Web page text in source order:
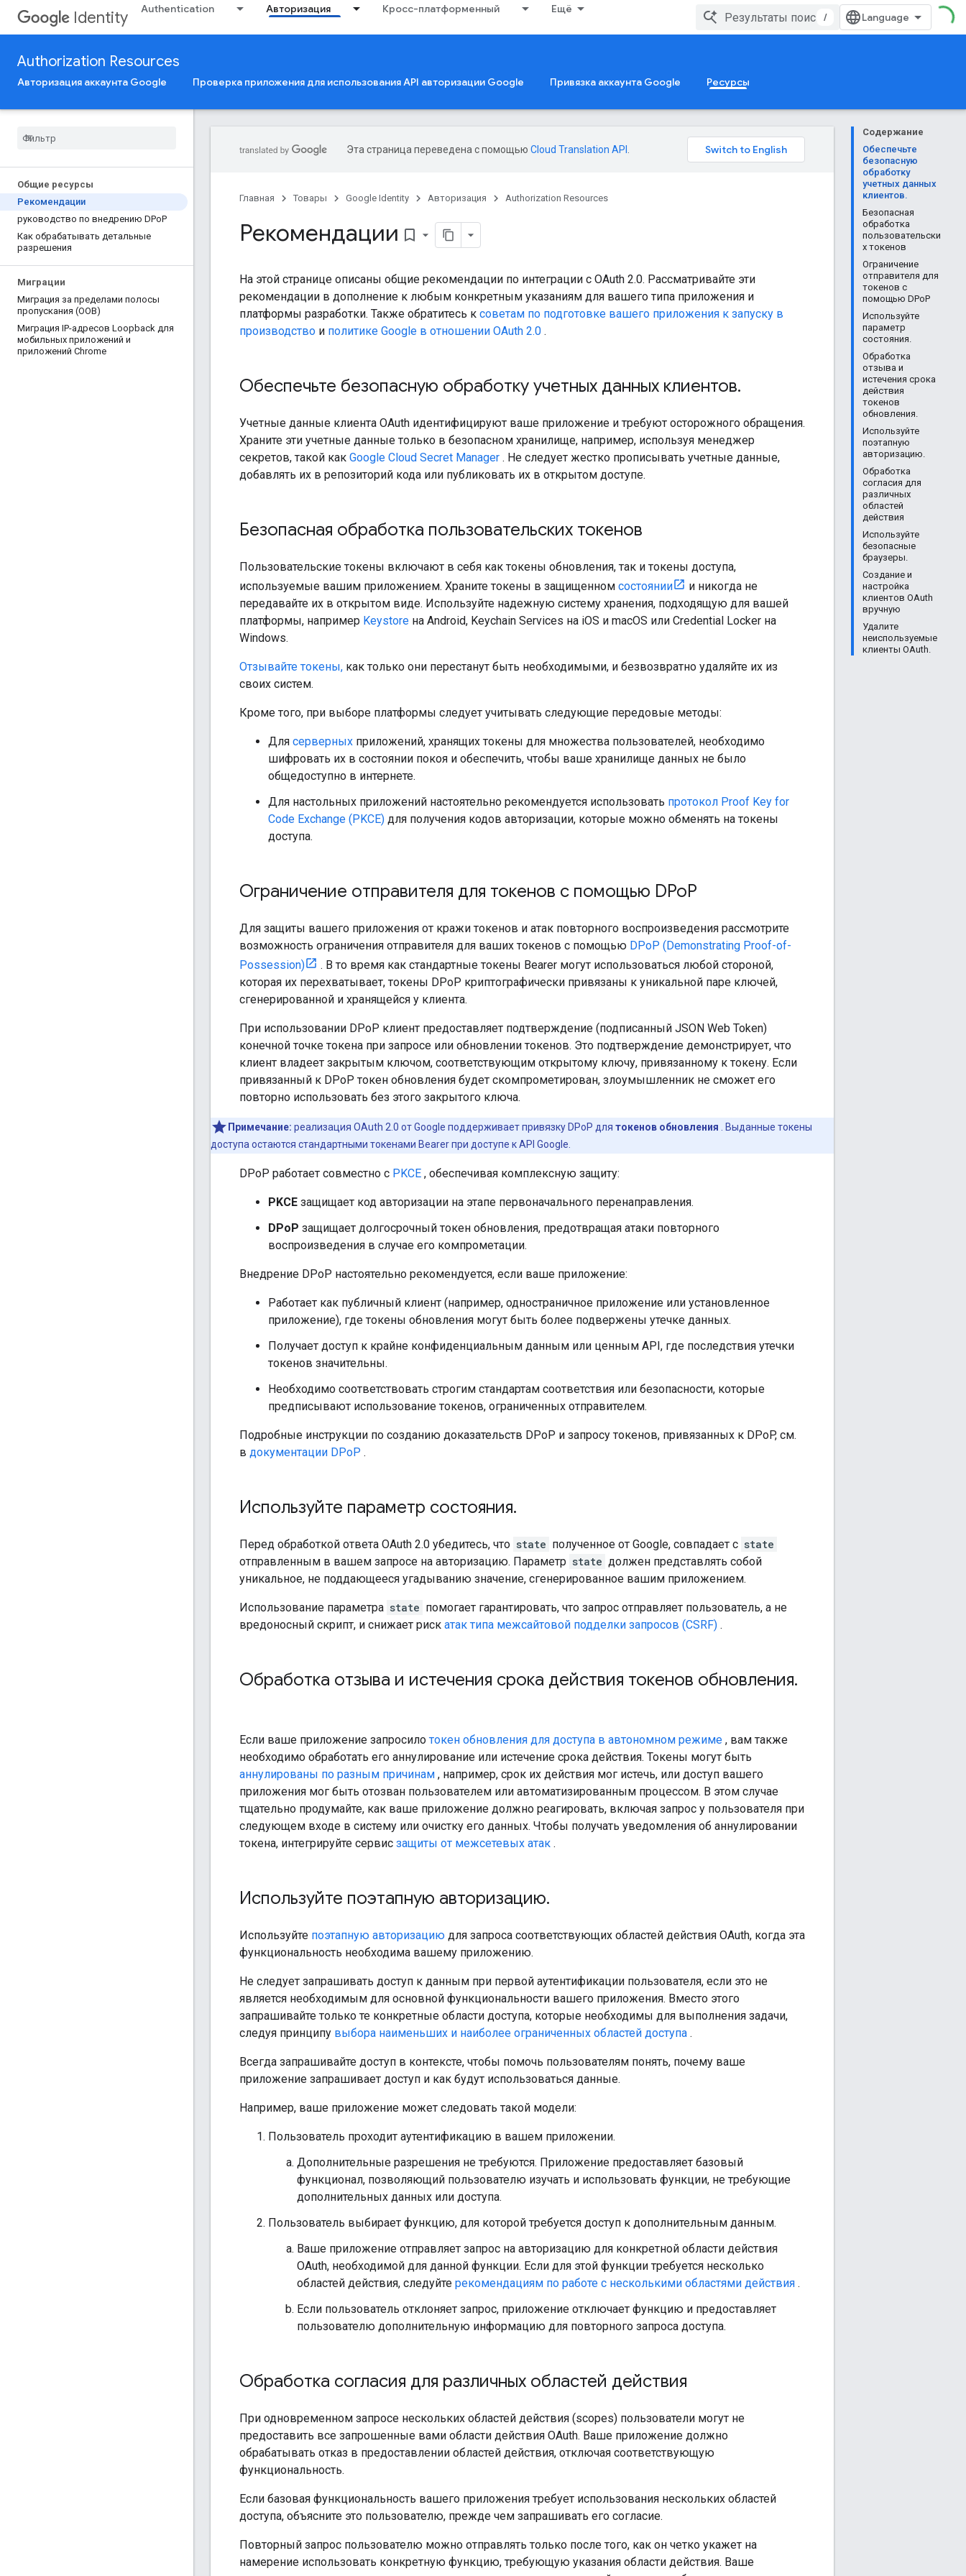
Identity Authentication Авторизация Кросс-платформенный Ещё
/
Authorization Resources
Авторизация аккаунта Google Проверка приложения для использования API авторизации Google Привязка аккаунта Google Ресурсы
Общие ресурсы
Рекомендации
руководство по внедрению DPoP
Как обрабатывать детальные
разрешения
Миграции
Миграция за пределами полосы
пропускания (OOB)
Миграция IP-адресов Loopback для
мобильных приложений и
приложений Chrome
Содержание
Обеспечьте
безопасную
обработку
учетных данных
клиентов.
Безопасная
обработка
пользовательски
х токенов
Ограничение
отправителя для
токенов с
помощью DPoP
Используйте
параметр
состояния.
Обработка
отзыва и
истечения срока
действия
токенов
обновления.
Используйте
поэтапную
авторизацию.
Обработка
согласия для
различных
областей
действия
Используйте
безопасные
браузеры.
Создание и
настройка
клиентов OAuth
вручную
Удалите
неиспользуемые
клиенты OAuth.
Эта страница переведена с помощью Cloud Translation API
Главная Товары Google Identity Авторизация Authorization Resources
Рекомендации bookmark_border
На этой странице описаны общие рекомендации по интеграции с OAuth 2.0. Рассматривайте эти
рекомендации в дополнение к любым конкретным указаниям для вашего типа приложения и
платформы разработки. Также обратитесь к советам по подготовке вашего приложения к запуску в
производство и политике Google в отношении OAuth 2.0 .
Обеспечьте безопасную обработку учетных данных клиентов.
Учетные данные клиента OAuth идентифицируют ваше приложение и требуют осторожного обращения.
Храните эти учетные данные только в безопасном хранилище, например, используя менеджер
секретов, такой как Google Cloud Secret Manager . Не следует жестко прописывать учетные данные,
добавлять их в репозиторий кода или публиковать их в открытом доступе.
Безопасная обработка пользовательских токенов
Пользовательские токены включают в себя как токены обновления, так и токены доступа,
используемые вашим приложением. Храните токены в защищенном состоянии
и никогда не
передавайте их в открытом виде. Используйте надежную систему хранения, подходящую для вашей
платформы, например Keystore на Android, Keychain Services на iOS и macOS или Credential Locker на
Windows.
Отзывайте токены, как только они перестанут быть необходимыми, и безвозвратно удаляйте их из
своих систем.
Кроме того, при выборе платформы следует учитывать следующие передовые методы:
Для серверных приложений, хранящих токены для множества пользователей, необходимо
шифровать их в состоянии покоя и обеспечить, чтобы ваше хранилище данных не было
общедоступно в интернете.
Для настольных приложений настоятельно рекомендуется использовать протокол Proof Key for
Code Exchange (PKCE) для получения кодов авторизации, которые можно обменять на токены
доступа.
Ограничение отправителя для токенов с помощью DPoP
Для защиты вашего приложения от кражи токенов и атак повторного воспроизведения рассмотрите
возможность ограничения отправителя для ваших токенов с помощью DPoP (Demonstrating Proof-of-
Possession)
. В то время как стандартные токены Bearer могут использоваться любой стороной,
которая их перехватывает, токены DPoP криптографически привязаны к уникальной паре ключей,
сгенерированной и хранящейся у клиента.
При использовании DPoP клиент предоставляет подтверждение (подписанный JSON Web Token)
конечной точке токена при запросе или обновлении токенов. Это подтверждение демонстрирует, что
клиент владеет закрытым ключом, соответствующим открытому ключу, привязанному к токену. Если
привязанный к DPoP токен обновления будет скомпрометирован, злоумышленник не сможет его
повторно использовать без этого закрытого ключа.
Примечание: реализация OAuth 2.0 от Google поддерживает привязку DPoP для токенов обновления . Выданные токены
доступа остаются стандартными токенами Bearer при доступе к API Google.
DPoP работает совместно с PKCE , обеспечивая комплексную защиту:
PKCE защищает код авторизации на этапе первоначального перенаправления.
DPoP защищает долгосрочный токен обновления, предотвращая атаки повторного
воспроизведения в случае его компрометации.
Внедрение DPoP настоятельно рекомендуется, если ваше приложение:
Работает как публичный клиент (например, одностраничное приложение или установленное
приложение), где токены обновления могут быть более подвержены утечке данных.
Получает доступ к крайне конфиденциальным данным или ценным API, где последствия утечки
токенов значительны.
Необходимо соответствовать строгим стандартам соответствия или безопасности, которые
предписывают использование токенов, ограниченных отправителем.
Подробные инструкции по созданию доказательств DPoP и запросу токенов, привязанных к DPoP, см.
в документации DPoP .
Используйте параметр состояния.
Перед обработкой ответа OAuth 2.0 убедитесь, что state полученное от Google, совпадает с state
отправленным в вашем запросе на авторизацию. Параметр state должен представлять собой
уникальное, не поддающееся угадыванию значение, сгенерированное вашим приложением.
Использование параметра state помогает гарантировать, что запрос отправляет пользователь, а не
вредоносный скрипт, и снижает риск атак типа межсайтовой подделки запросов (CSRF) .
Обработка отзыва и истечения срока действия токенов обновления.
Если ваше приложение запросило токен обновления для доступа в автономном режиме , вам также
необходимо обработать его аннулирование или истечение срока действия. Токены могут быть
аннулированы по разным причинам , например, срок их действия мог истечь, или доступ вашего
приложения мог быть отозван пользователем или автоматизированным процессом. В этом случае
тщательно продумайте, как ваше приложение должно реагировать, включая запрос у пользователя при
следующем входе в систему или очистку его данных. Чтобы получать уведомления об аннулировании
токена, интегрируйте сервис защиты от межсетевых атак .
Используйте поэтапную авторизацию.
Используйте поэтапную авторизацию для запроса соответствующих областей действия OAuth, когда эта
функциональность необходима вашему приложению.
Не следует запрашивать доступ к данным при первой аутентификации пользователя, если это не
является необходимым для основной функциональности вашего приложения. Вместо этого
запрашивайте только те конкретные области доступа, которые необходимы для выполнения задачи,
следуя принципу выбора наименьших и наиболее ограниченных областей доступа .
Всегда запрашивайте доступ в контексте, чтобы помочь пользователям понять, почему ваше
приложение запрашивает доступ и как будут использоваться данные.
Например, ваше приложение может следовать такой модели:
Пользователь проходит аутентификацию в вашем приложении.
Дополнительные разрешения не требуются. Приложение предоставляет базовый
функционал, позволяющий пользователю изучать и использовать функции, не требующие
дополнительных данных или доступа.
Пользователь выбирает функцию, для которой требуется доступ к дополнительным данным.
Ваше приложение отправляет запрос на авторизацию для конкретной области действия
OAuth, необходимой для данной функции. Если для этой функции требуется несколько
областей действия, следуйте рекомендациям по работе с несколькими областями действия .
Если пользователь отклоняет запрос, приложение отключает функцию и предоставляет
пользователю дополнительную информацию для повторного запроса доступа.
Обработка согласия для различных областей действия
При одновременном запросе нескольких областей действия (scopes) пользователи могут не
предоставить все запрошенные вами области действия OAuth. Ваше приложение должно
обрабатывать отказ в предоставлении областей действия, отключая соответствующую
функциональность.
Если базовая функциональность вашего приложения требует использования нескольких областей
доступа, объясните это пользователю, прежде чем запрашивать его согласие.
Повторный запрос пользователю можно отправлять только после того, как он четко укажет на
намерение использовать конкретную функцию, требующую указания области действия. Ваше